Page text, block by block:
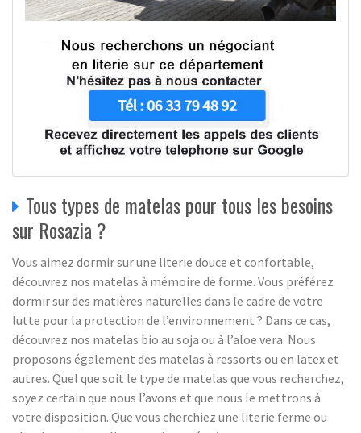
Tous types de matelas pour tous les besoins
sur Rosazia ?
Vous aimez dormir sur une literie douce et confortable,
découvrez nos matelas à mémoire de forme. Vous préférez
dormir sur des matières naturelles dans le cadre de votre
lutte pour la protection de l’environnement ? Dans ce cas,
découvrez nos matelas bio au soja ou à l’aloe vera. Nous
proposons également des matelas à ressorts ou en latex et
autres. Quel que soit le type de matelas que vous recherchez,
soyez certain que nous l’avons et que nous le mettrons à
votre disposition. Que vous cherchiez une literie ferme ou